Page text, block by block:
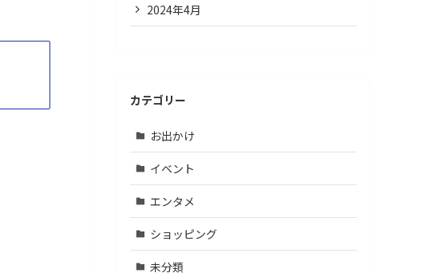
2024年4月
カテゴリー
お出かけ
イベント
エンタメ
ショッピング
未分類